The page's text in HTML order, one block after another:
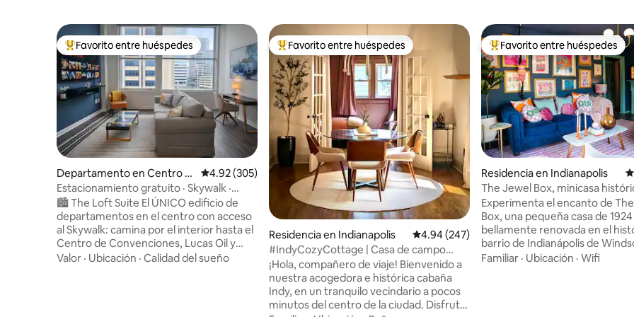
De los mejores en Favorito entre huéspedes
Favorito entre huéspedes
Departamento en Centro d
e Indianápolis
Calificación promedio: 4.92 de 5; 305 evaluaciones
4.92 (305)
Estacionamiento gratuito · Skywalk ·
Departamento de 1 recámara a poca
distancia del centro
🏙️ The Loft Suite El ÚNICO edificio de
departamentos en el centro con acceso
al Skywalk: camina por el interior hasta el
Centro de Convenciones, Lucas Oil y
restaurantes sin salir al exterior. Ahorra
Valor · Ubicación · Calidad del sueño
De los mejores en Favorito entre huéspedes
Favorito entre huéspedes
Residencia en Indianapolis Calificación promedio: 4.94 de 5; 247
4.94 (247)
#IndyCozyCottage | Casa de campo
histórica cerca del centro
¡Hola, compañero de viaje! Bienvenido a
nuestra acogedora e histórica cabaña
Indy, en un tranquilo vecindario a pocos
minutos del centro de la ciudad. Disfruta
De los mejores en Favorito
Favorito entre huéspedes
Residencia en Indianapolis
The Jewel Box, minicasa
del centro
Experimenta el encanto de
Box, una pequeña casa de 1924
bellamente renovada en el
barrio de Indianápolis de
solo unos pasos del sendero
Familiar · Ubicación · Wifi